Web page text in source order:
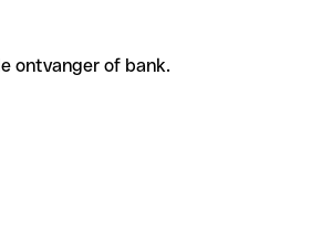
ontvanger of bank.